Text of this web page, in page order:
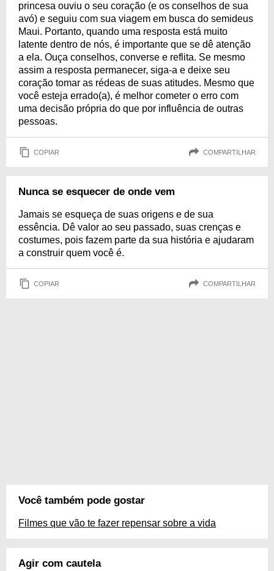
princesa ouviu o seu coração (e os conselhos de sua
avó) e seguiu com sua viagem em busca do semideus
Maui. Portanto, quando uma resposta está muito
latente dentro de nós, é importante que se dê atenção
a ela. Ouça conselhos, converse e reflita. Se mesmo
assim a resposta permanecer, siga-a e deixe seu
coração tomar as rédeas de suas atitudes. Mesmo que
você esteja errado(a), é melhor cometer o erro com
uma decisão própria do que por influência de outras
pessoas.
COPIAR COMPARTILHAR
Nunca se esquecer de onde vem
Jamais se esqueça de suas origens e de sua
essência. Dê valor ao seu passado, suas crenças e
costumes, pois fazem parte da sua história e ajudaram
a construir quem você é.
COPIAR COMPARTILHAR
Você também pode gostar
Filmes que vão te fazer repensar sobre a vida
Agir com cautela